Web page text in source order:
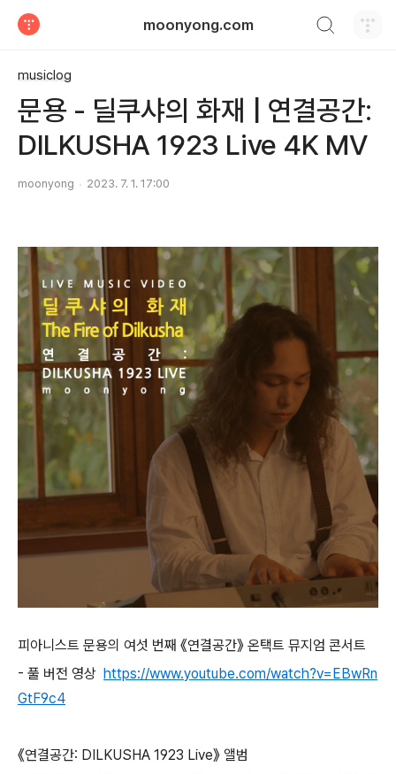
moonyong.com
musiclog
문용 - 딜쿠샤의 화재 | 연결공간:
DILKUSHA 1923 Live 4K MV
moonyong 2023. 7. 1. 17:00
피아니스트 문용의 여섯 번째 《연결공간》 온택트 뮤지엄 콘서트
- 풀 버전 영상 https://www.youtube.com/watch?v=EBwRn
GtF9c4
《연결공간: DILKUSHA 1923 Live》 앨범